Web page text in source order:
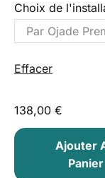
Choix de
Effacer
138,00 €
Ajouter
Panier